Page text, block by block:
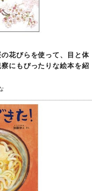
花びらを使って、目と体
にもぴったりな絵本を紹